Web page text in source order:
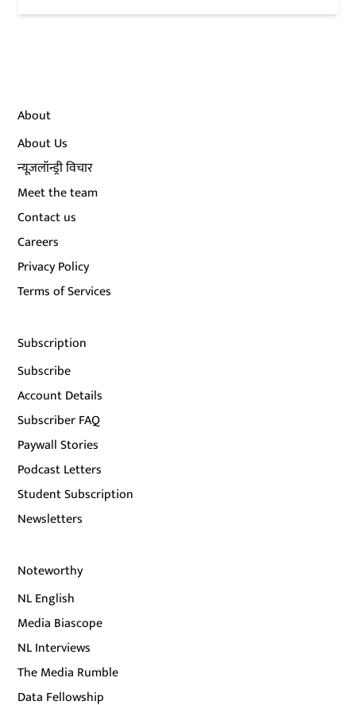
About
About Us
न्यूज़लॉन्ड्री विचार
Meet the team
Contact us
Careers
Privacy Policy
Terms of Services
Subscription
Subscribe
Account Details
Subscriber FAQ
Paywall Stories
Podcast Letters
Student Subscription
Newsletters
Noteworthy
NL English
Media Biascope
NL Interviews
The Media Rumble
Data Fellowship